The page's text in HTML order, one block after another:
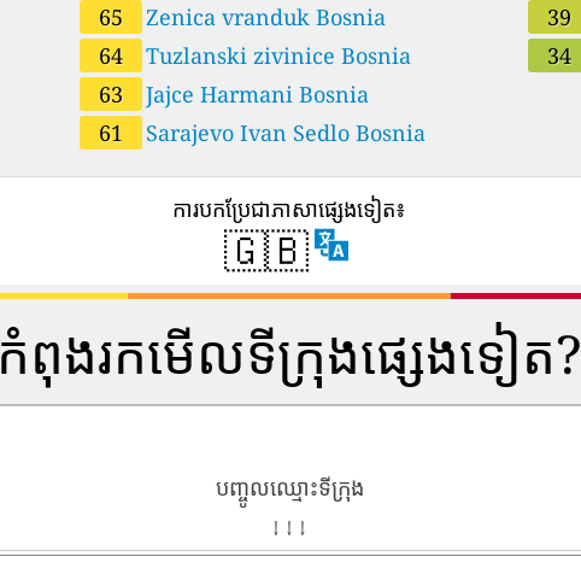
65
Zenica vranduk Bosnia
64
Tuzlanski zivinice Bosnia
63
Jajce Harmani Bosnia
61
Sarajevo Ivan Sedlo Bosnia
39
34
ការបកប្រែជាភាសាផ្សេងទៀត៖
🇬🇧
កំពុងរកមើលទីក្រុងផ្សេងទៀត?
បញ្ចូលឈ្មោះទីក្រុង
↓ ↓ ↓